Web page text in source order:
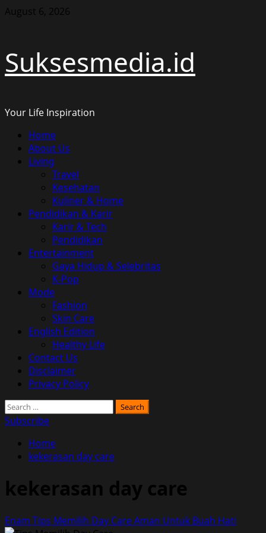
Skip
August 6, 2026
Suksesmedia.id
Your Life Inspiration
Primary
Menu
Home
About Us
Living
Travel
Kesehatan
Kuliner & Home
Pendidikan & Karir
Karir & Tech
Pendidikan
Entertainment
Gaya Hidup & Selebritas
K-Pop
Mode
Fashion
Skin Care
English Edition
Healthy Life
Contact Us
Disclaimer
Privacy Policy
Search
for:
Subscribe
Home
kekerasan day care
kekerasan day care
Enam Tips Memilih Day Care Aman Untuk Buah Hati